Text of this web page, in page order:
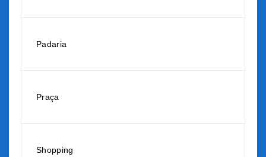
Padaria
Praça
Shopping